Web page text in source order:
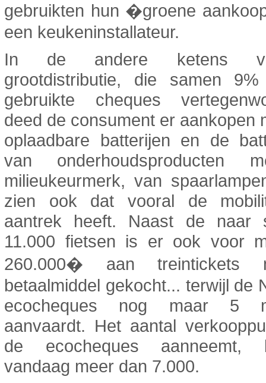
gebruikten hun �groene
een keukeninstallateur.
In de andere ketens
grootdistributie, die samen
gebruikte cheques
deed de consument er aankopen
oplaadbare batterijen en de
van onderhoudsproducten
milieukeurmerk, van
zien ook dat vooral de
aantrek heeft. Naast de naar
11.000 fietsen is er ook voor
260.000� aan treintickets
betaalmiddel gekocht... terwijl de
ecocheques nog maar 5
aanvaardt. Het aantal
de ecocheques aanneemt,
vandaag meer dan 7.000.